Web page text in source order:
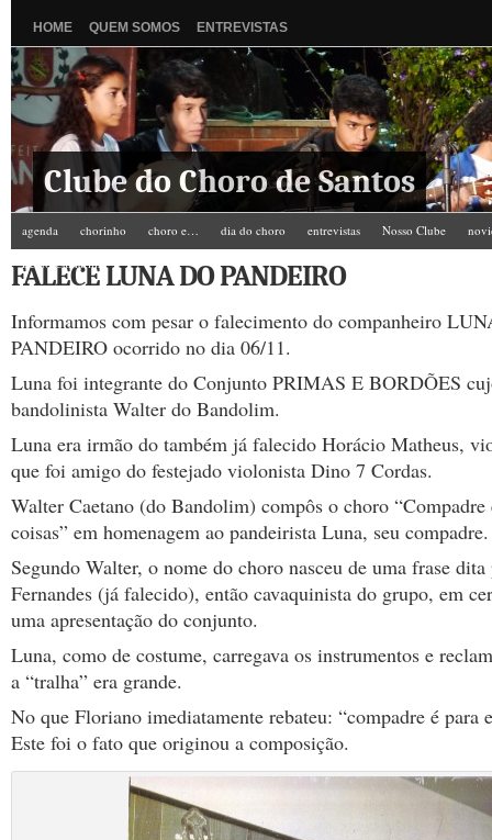
HOME QUEM SOMOS ENTREVISTAS
Clube do Choro de Santos
agenda chorinho choro e… dia do choro entrevistas Nosso Clube
Zé do Camarim
FALECE LUNA DO PANDEIRO
Informamos com pesar o falecimento do companheiro
PANDEIRO ocorrido no dia 06/11.
Luna foi integrante do Conjunto PRIMAS E BORDÕES
bandolinista Walter do Bandolim.
Luna era irmão do também já falecido Horácio Matheus,
que foi amigo do festejado violonista Dino 7 Cordas.
Walter Caetano (do Bandolim) compôs o choro “Compadre
coisas” em homenagem ao pandeirista Luna, seu compadre.
Segundo Walter, o nome do choro nasceu de uma frase
Fernandes (já falecido), então cavaquinista do grupo, em
uma apresentação do conjunto.
Luna, como de costume, carregava os instrumentos e
a “tralha” era grande.
No que Floriano imediatamente rebateu: “compadre é para
Este foi o fato que originou a composição.